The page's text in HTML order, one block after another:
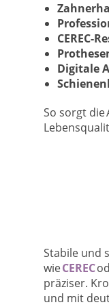
CEREC-
Digitale
So sorgt die
Stabile und
wieCEREC
präziser.
und mit